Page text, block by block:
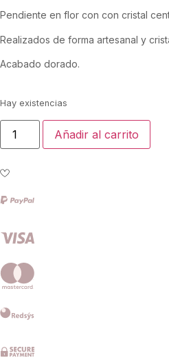
Pendiente en flor con con cristal
Realizados de forma artesanal y
Acabado dorado.
Hay existencias
Añadir al carrito